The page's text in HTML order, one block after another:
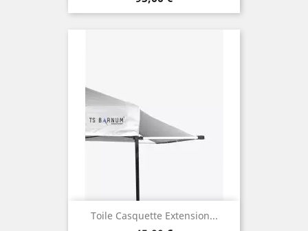
Toile Casquette Extension...